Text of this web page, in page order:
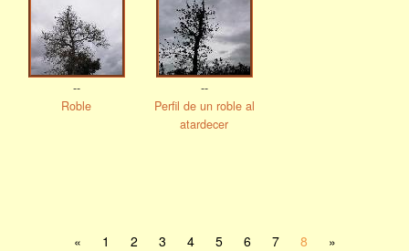
--
Roble
--
Perfil de un roble al
atardecer
« 1 2 3 4 5 6 7 8 »